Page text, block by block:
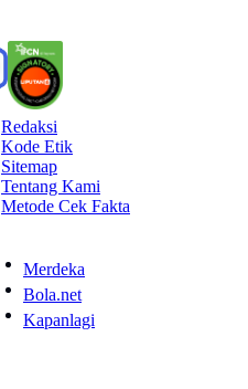
Redaksi
Kode Etik
Sitemap
Tentang Kami
Metode Cek Fakta
Merdeka
Bola.net
Kapanlagi